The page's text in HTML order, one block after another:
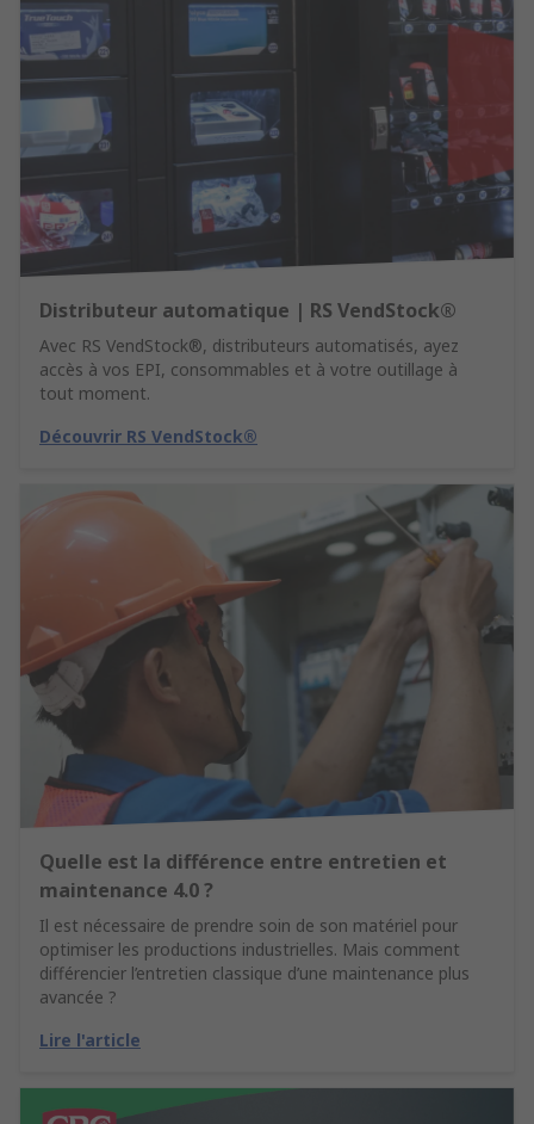
Distributeur automatique | RS VendStock®
Avec RS VendStock®, distributeurs automatisés, ayez
accès à vos EPI, consommables et à votre outillage à
tout moment.
Découvrir RS VendStock®
Quelle est la différence entre entretien et
maintenance 4.0 ?
Il est nécessaire de prendre soin de son matériel pour
optimiser les productions industrielles. Mais comment
différencier l’entretien classique d’une maintenance plus
avancée ?
Lire l'article